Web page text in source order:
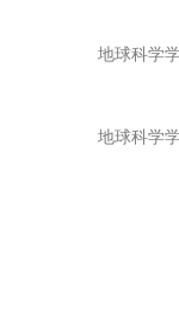
地球科学
地球科学